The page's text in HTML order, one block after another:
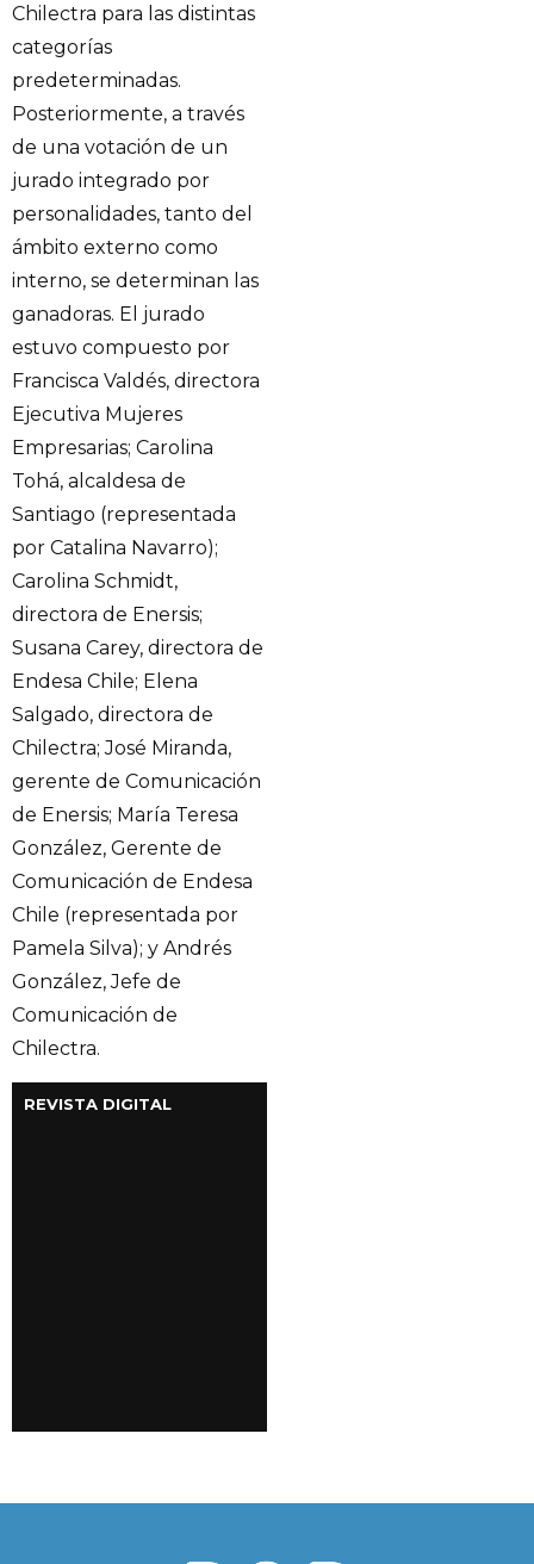
Chilectra para las distintas
categorías
predeterminadas.
Posteriormente, a través
de una votación de un
jurado integrado por
personalidades, tanto del
ámbito externo como
interno, se determinan las
ganadoras. El jurado
estuvo compuesto por
Francisca Valdés, directora
Ejecutiva Mujeres
Empresarias; Carolina
Tohá, alcaldesa de
Santiago (representada
por Catalina Navarro);
Carolina Schmidt,
directora de Enersis;
Susana Carey, directora de
Endesa Chile; Elena
Salgado, directora de
Chilectra; José Miranda,
gerente de Comunicación
de Enersis; María Teresa
González, Gerente de
Comunicación de Endesa
Chile (representada por
Pamela Silva); y Andrés
González, Jefe de
Comunicación de
Chilectra.
REVISTA DIGITAL